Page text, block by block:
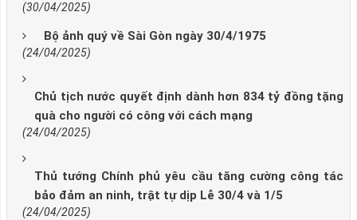
(30/04/2025)
Bộ ảnh quý về Sài Gòn ngày 30/4/1975
(24/04/2025)
Chủ tịch nước quyết định dành hơn 834 tỷ đồng tặng
quà cho người có công với cách mạng
(24/04/2025)
Thủ tướng Chính phủ yêu cầu tăng cường công tác
bảo đảm an ninh, trật tự dịp Lễ 30/4 và 1/5
(24/04/2025)